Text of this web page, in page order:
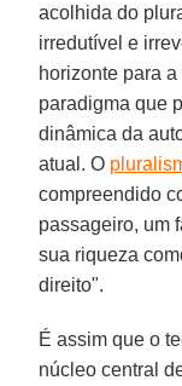
acolhida do
irredutível e
horizonte para
paradigma que
dinâmica da
atual. O
compreendido
passageiro, um
sua riqueza
direito".
É assim que o
núcleo central